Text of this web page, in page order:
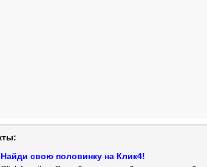
Найди свою половинку на Клик4!